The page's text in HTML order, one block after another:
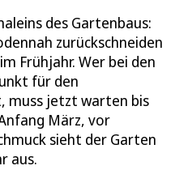
des Gartenbaus:
zurückschneiden
Frühjahr. Wer bei den
für den
muss jetzt warten bis
März, vor
sieht der Garten
aus.